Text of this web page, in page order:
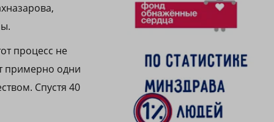
процесс не
примерно одни
Спустя 40